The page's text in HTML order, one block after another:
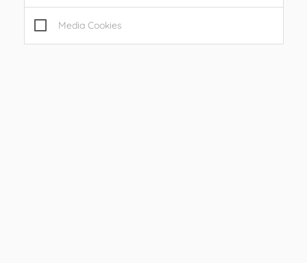
MI
08.00 – 12.00 Uhr
DO
08.00 – 12.00 Uhr
Media Cookies